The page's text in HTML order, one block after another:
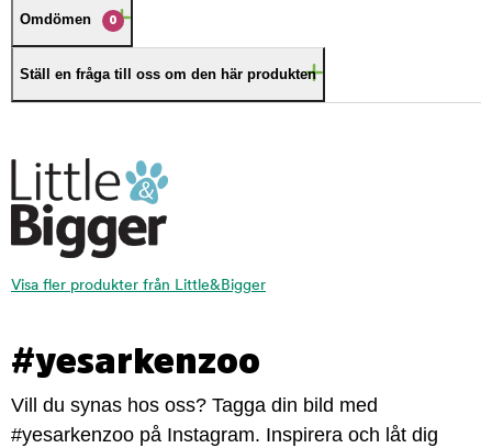
Omdömen 0
Ställ en fråga till oss om den här produkten
Visa fler produkter från Little&Bigger
#yesarkenzoo
Vill du synas hos oss? Tagga din bild med
#yesarkenzoo på Instagram. Inspirera och låt dig